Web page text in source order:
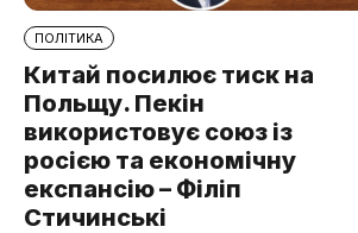
ПОЛІТИКА
Китай посилює тиск на
Польщу. Пекін
використовує союз із
росією та економічну
експансію – Філіп
Стичинські